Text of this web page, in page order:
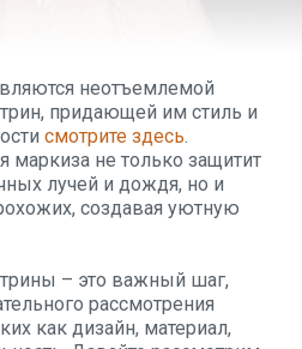
неотъемлемой
придающей им стиль и
смотрите здесь.
маркиза не только защитит
лучей и дождя, но и
создавая уютную
– это важный шаг,
рассмотрения
как дизайн, материал,